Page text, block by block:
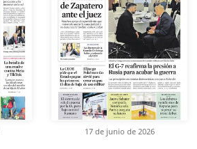
17 de junio de 2026